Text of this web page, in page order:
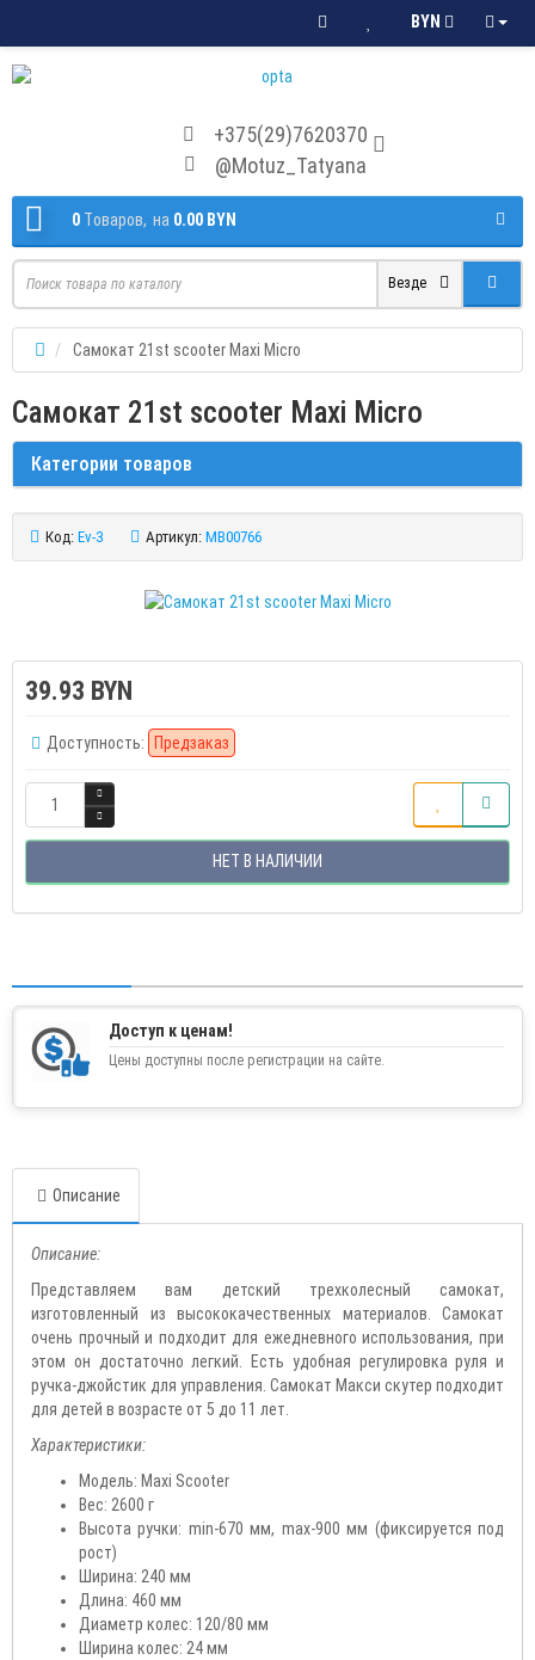
BYN
+375(29)7620370
@Motuz_Tatyana
0 Tоваров, на 0.00 BYN
Везде
Самокат 21st scooter Maxi Micro
Самокат 21st scooter Maxi Micro
Категории товаров
Код: Ev-3 Артикул: MB00766
39.93 BYN
Доступность: Предзаказ
НЕТ В НАЛИЧИИ
Доступ к ценам!
Цены доступны после регистрации на сайте.
Описание
Описание:
Представляем вам детский трехколесный самокат,
изготовленный из высококачественных материалов. Самокат
очень прочный и подходит для ежедневного использования, при
этом он достаточно легкий. Есть удобная регулировка руля и
ручка-джойстик для управления. Самокат Макси скутер подходит
для детей в возрасте от 5 до 11 лет.
Характеристики:
Модель: Maxi Scooter
Вес: 2600 г
Высота ручки: min-670 мм, max-900 мм (фиксируется под
рост)
Ширина: 240 мм
Длина: 460 мм
Диаметр колес: 120/80 мм
Ширина колес: 24 мм